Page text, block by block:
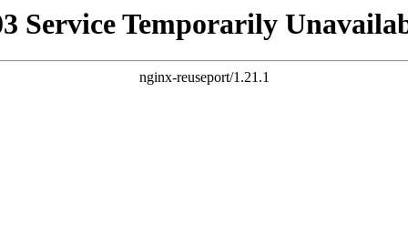
Service Temporarily
nginx-reuseport/1.21.1